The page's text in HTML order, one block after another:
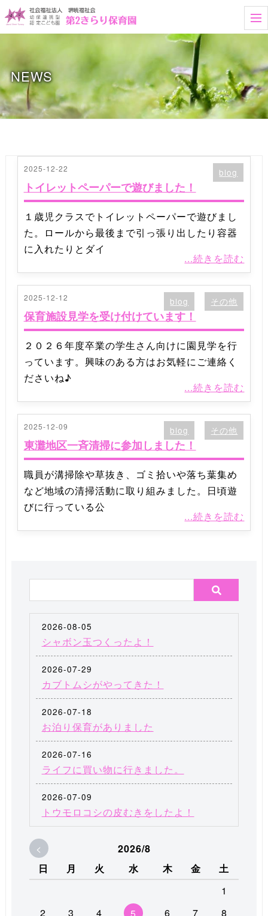
t
o
e
n
a
v
g
a
NEWS
2025-12-22
トイレットペーパーで遊びました！
blog
１歳児クラスでトイレットペーパーで遊びまし
た。ロールから最後まで引っ張り出したり容器
に入れたりとダイ
...続きを読む
2025-12-12
保育施設見学を受け付けています！
blog その他
２０２６年度卒業の学生さん向けに園見学を行
っています。興味のある方はお気軽にご連絡く
ださいね♪
...続きを読む
2025-12-09
東灘地区一斉清掃に参加しました！
blog その他
職員が溝掃除や草抜き、ゴミ拾いや落ち葉集め
など地域の清掃活動に取り組みました。日頃遊
びに行っている公
...続きを読む
2026-08-05
シャボン玉つくったよ！
2026-07-29
カブトムシがやってきた！
2026-07-18
お泊り保育がありました
2026-07-16
ライフに買い物に行きました。
2026-07-09
トウモロコシの皮むきをしたよ！
<
2026/8
日
月 火 水 木 金
土
1
2
3 4 5 6 7
8